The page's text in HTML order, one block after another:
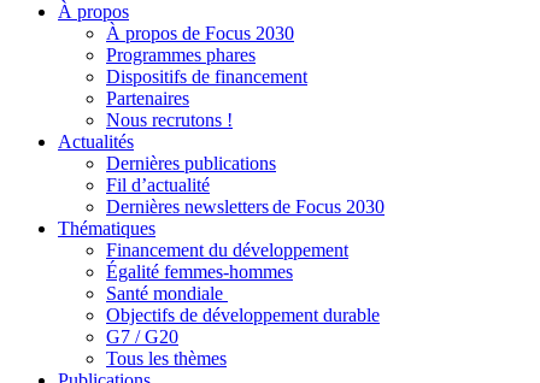
À propos
À propos de Focus 2030
Programmes phares
Dispositifs de financement
Partenaires
Nous recrutons !
Actualités
Dernières publications
Fil d’actualité
Dernières newsletters de Focus 2030
Thématiques
Financement du développement
Égalité femmes-hommes
Santé mondiale
Objectifs de développement durable
G7 / G20
Tous les thèmes